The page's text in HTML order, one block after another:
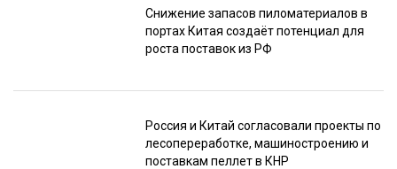
Снижение запасов пиломатериалов в
портах Китая создаёт потенциал для
роста поставок из РФ
Россия и Китай согласовали проекты по
лесопереработке, машиностроению и
поставкам пеллет в КНР